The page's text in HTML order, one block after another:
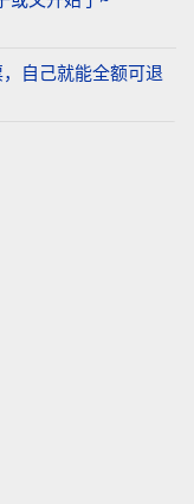
自己就能全额可退